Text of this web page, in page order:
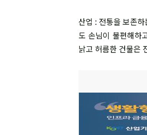
산업 : 전통을 보존
도 손님이 불편해하
낡고 허름한 건물은